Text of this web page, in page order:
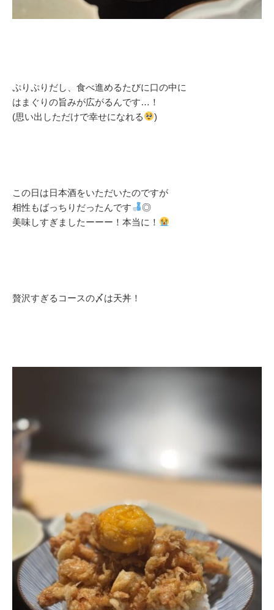
ぷりぷりだし、食べ進めるたびに口の中に
はまぐりの旨みが広がるんです…！
(思い出しただけで幸せになれる
)
この日は日本酒をいただいたのですが
相性もばっちりだったんです
◎
美味しすぎましたーーー！本当に！
贅沢すぎるコースの〆は天丼！